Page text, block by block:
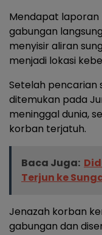
Mendapat laporan
gabungan
menyisir aliran
menjadi lokasi
Setelah pencarian
ditemukan pada
meninggal dunia,
korban terjatuh.
Baca Juga:
Terjun ke
Jenazah korban
gabungan dan